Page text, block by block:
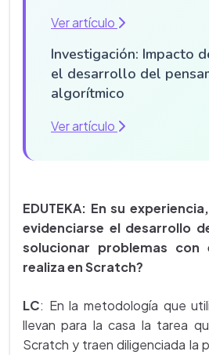
Ver artículo
Investigación: Impacto
el desarrollo del
algorítmico
Ver artículo
EDUTEKA: En su
evidenciarse el desarrollo
solucionar problemas
realiza en Scratch?
LC: En la metodología que
llevan para la casa la tarea
Scratch y traen diligenciada la